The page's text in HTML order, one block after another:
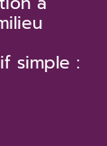
simple :